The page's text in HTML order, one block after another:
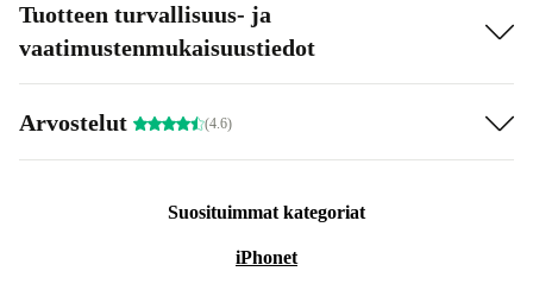
Tuotteen turvallisuus- ja
vaatimustenmukaisuustiedot
Arvostelut (4.6)
Suosituimmat kategoriat
iPhonet